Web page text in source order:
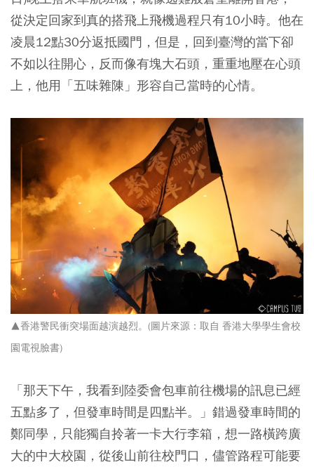
從決定回家到真的搭飛上飛機過程只有10小時。他在
凌晨12點30分返抵國門，但是，回到臺灣的當下卻
不如以往開心，反而像有塊大石頭，重重地壓在心頭
上，他用「五味雜陳」形容自己當時的心情。
▲香港警民衝突場面越演越烈。(圖片來源：取自 香港大學學生會校
園電視臉書)
「那天下午，我看到陸委會包車前往機場的訊息已經
五點多了，但發車時間是四點半。」錯過發車時間的
鄭同學，只能獨自拎著一卡大行李箱，想一路橫跨廣
大的中大校園，從後山前往校門口，儘管路程可能要